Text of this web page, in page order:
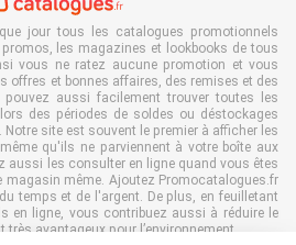
jour tous les catalogues promotionnels
les magazines et lookbooks de tous
vous ne ratez aucune promotion et vous
offres et bonnes affaires, des remises et des
aussi facilement trouver toutes les
des périodes de soldes ou déstockages
site est souvent le premier à afficher les
qu'ils ne parviennent à votre boîte aux
aussi les consulter en ligne quand vous êtes
magasin même. Ajoutez Promocatalogues.fr
temps et de l'argent. De plus, en feuilletant
en ligne, vous contribuez aussi à réduire le
avantageux pour l’environnement.